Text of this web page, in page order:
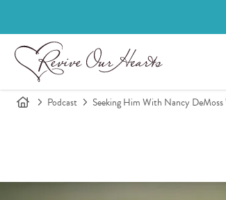
Podcast Seeking Him With Nancy